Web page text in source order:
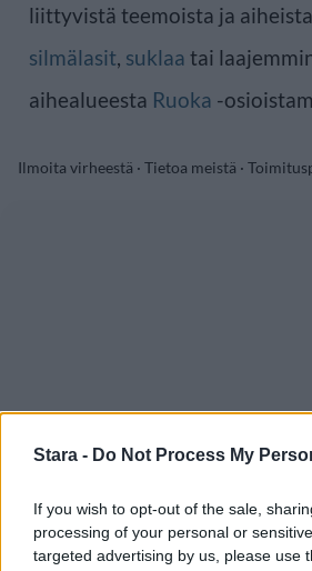
Stara - Do Not Process My
If you wish to opt-out of the sale,
processing of your personal or
targeted advertising by us, please use
liittyvistä teemoista ja
silmälasit, suklaa tai
aihealueesta Ruoka -
Ilmoita virheestä · Tietoa meistä ·